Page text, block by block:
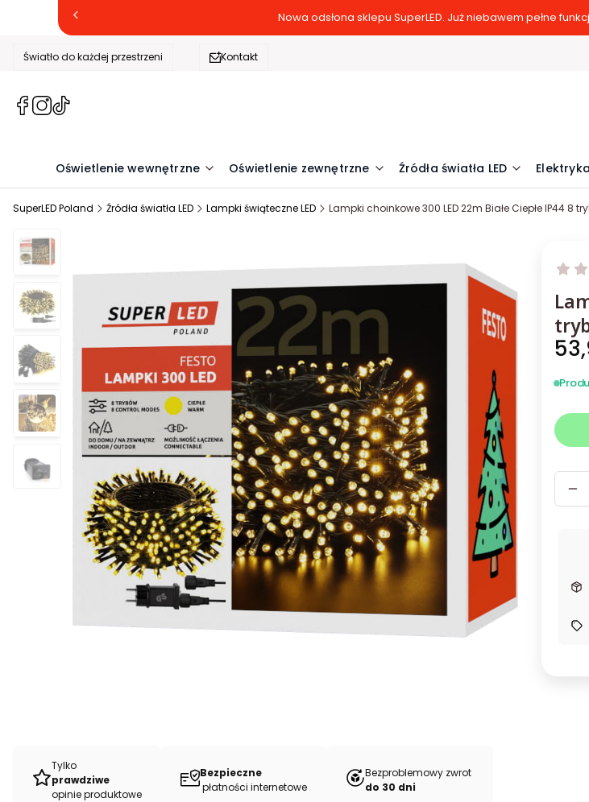
Nowa odsłona sklepu SuperLED. Już niebawem pełne
Światło do każdej przestrzeni Kontakt
(Otwiera
(Otwiera
nowej
(Otwiera
nowej
Oświetlenie wewnętrzne Oświetlenie zewnętrzne Źródła światła LED
SuperLED Poland Źródła światła LED Lampki świąteczne LED Lampki choinkowe 300 LED 22m Białe Ciepłe IP44 8
Tylko
prawdziwe
opinie produktowe
Bezpieczne
płatności internetowe
Bezproblemowy zwrot
do 30 dni